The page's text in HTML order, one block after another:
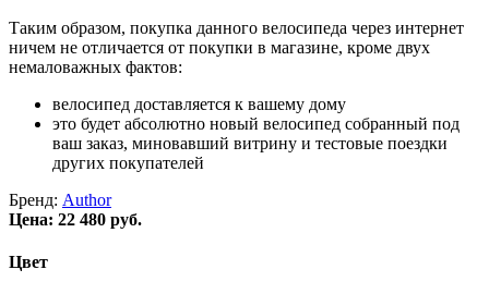
Таким образом, покупка данного велосипеда через интернет
ничем не отличается от покупки в магазине, кроме двух
немаловажных фактов:
велосипед доставляется к вашему дому
это будет абсолютно новый велосипед собранный под
ваш заказ, миновавший витрину и тестовые поездки
других покупателей
Бренд: Author
Цена: 22 480 руб.
Цвет